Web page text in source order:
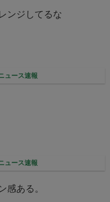
ンジしてるな
ュース速報
ュース速報
感ある。